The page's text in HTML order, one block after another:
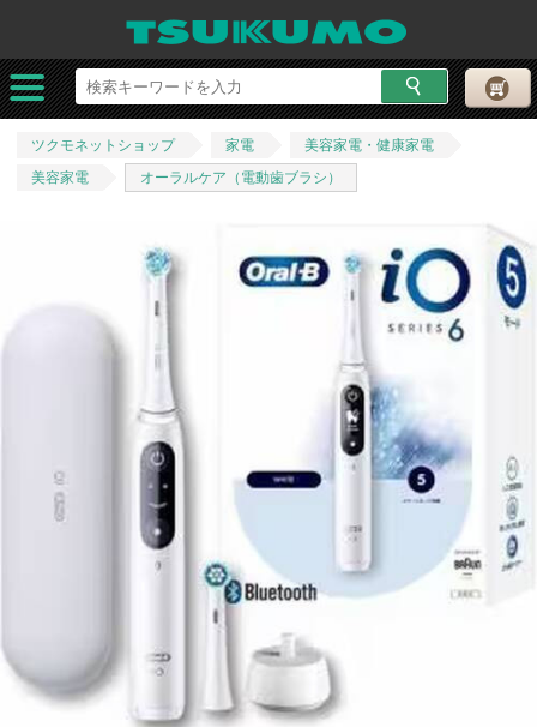
ツクモネットショップ 家電
美容家電・健康家電
美容家電
オーラルケア（電動歯ブラシ）